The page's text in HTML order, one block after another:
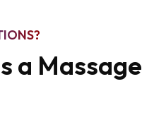
a Massage